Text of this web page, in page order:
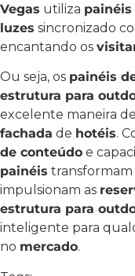
Vegas utiliza painéis
luzes sincronizado
encantando os
Ou seja, os painéis
estrutura para
excelente maneira de
fachada de hotéis.
de conteúdo e
painéis transformam
impulsionam as
estrutura para
inteligente para
no mercado.